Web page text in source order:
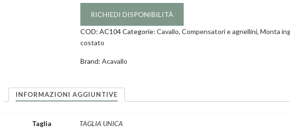
RICHIEDI DISPONIBILITÀ
COD: AC104 Categorie: Cavallo, Compensatori e agnellini, Monta
costato
Brand: Acavallo
INFORMAZIONI AGGIUNTIVE
Taglia TAGLIA UNICA